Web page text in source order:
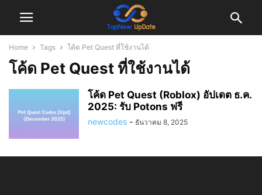
Home Tags โค้ด Pet Quest ที่ใช้งานได้
โค้ด Pet Quest ที่ใช้งานได้
โค้ด Pet Quest (Roblox) อัปเดต ธ.ค.
2025: รับ Potons ฟรี
newcodes - ธันวาคม 8, 2025